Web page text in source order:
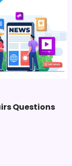
Questions